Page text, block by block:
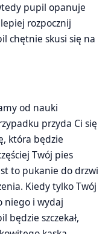
pupil opanuje
rozpocznij
chętnie skusi się na
od nauki
przyda Ci się
która będzie
Twój pies
to pukanie do drzwi
Kiedy tylko Twój
niego i wydaj
będzie szczekał,